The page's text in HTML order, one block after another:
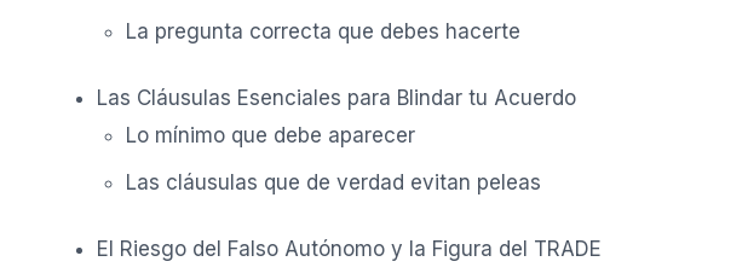
La pregunta correcta que debes hacerte
Las Cláusulas Esenciales para Blindar tu Acuerdo
Lo mínimo que debe aparecer
Las cláusulas que de verdad evitan peleas
El Riesgo del Falso Autónomo y la Figura del TRADE